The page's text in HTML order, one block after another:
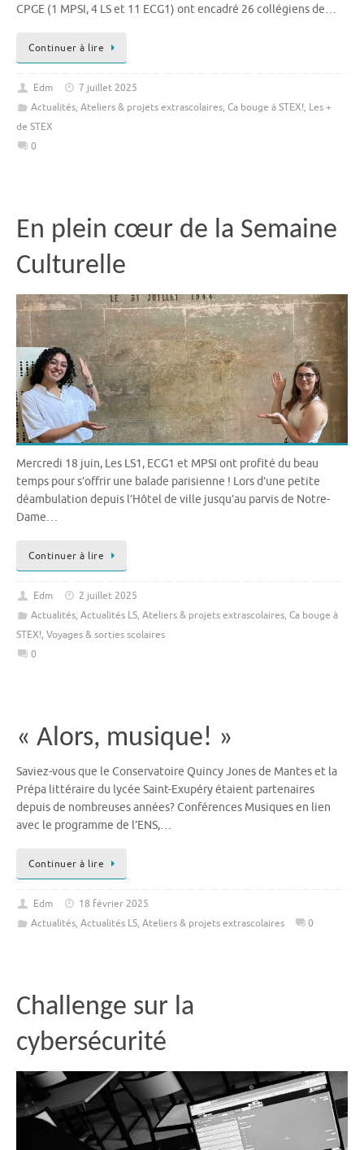
CPGE (1 MPSI, 4 LS et 11 ECG1) ont encadré 26 collégiens de…
Continuer à lire
Edm
7 juillet 2025
Actualités, Ateliers & projets extrascolaires, Ca bouge à STEX!, Les +
de STEX
0
En plein cœur de la Semaine
Culturelle
Mercredi 18 juin, Les LS1, ECG1 et MPSI ont profité du beau
temps pour s’offrir une balade parisienne ! Lors d’une petite
déambulation depuis l’Hôtel de ville jusqu’au parvis de Notre-
Dame…
Continuer à lire
Edm
2 juillet 2025
Actualités, Actualités LS, Ateliers & projets extrascolaires, Ca bouge à
STEX!, Voyages & sorties scolaires
0
« Alors, musique! »
Saviez-vous que le Conservatoire Quincy Jones de Mantes et la
Prépa littéraire du lycée Saint-Exupéry étaient partenaires
depuis de nombreuses années? Conférences Musiques en lien
avec le programme de l’ENS,…
Continuer à lire
Edm
18 février 2025
Actualités, Actualités LS, Ateliers & projets extrascolaires 0
Challenge sur la
cybersécurité